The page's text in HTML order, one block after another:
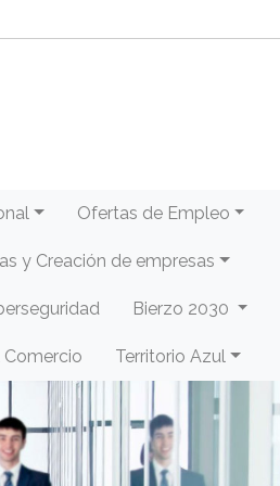
Ofertas de Empleo
y Creación de empresas
Bierzo 2030
Territorio Azul